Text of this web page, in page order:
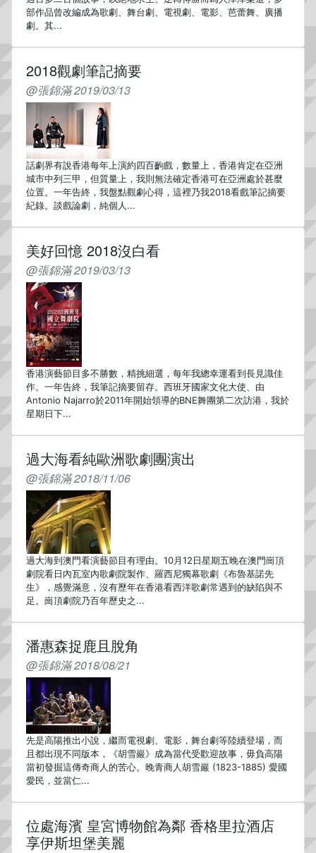
部作品曾改編成為歌劇、舞台劇、電視劇、電影、芭蕾舞、廣播
劇。其...
2018觀劇筆記摘要
@張錦滿 2019/03/13
話劇界有說香港每年上演約四百齣戲，數量上，香港肯定在亞洲
城市中列三甲，但質量上，我則無法確定香港可在亞洲處於甚麼
位置。一年告終，我盤點觀劇心得，這裡乃我2018看戲筆記摘要
紀錄。談戲論劇，純個人...
美好回憶 2018沒白看
@張錦滿 2019/03/13
香港演藝節目多不勝數，精挑細選，每年我總幸運看到長見識佳
作。一年告終，我筆記摘要留存。西班牙國家文化大使、由
Antonio Najarro於2011年開始領導的BNE舞團第二次訪港，我於
星期日下...
過大海看純歐洲歌劇團演出
@張錦滿 2018/11/06
過大海到澳門看演藝節目有理由。10月12日星期五晚在澳門崗頂
劇院看日內瓦室內歌劇院製作、羅西尼獨幕歌劇《布魯基諾先
生》，感覺滿意，沒有歷年在香港看西洋歌劇常遇到的缺陷與不
足。崗頂劇院乃百年歷史之...
潘惠森捉鹿且脫角
@張錦滿 2018/08/21
先是高陽推出小說，繼而電視劇、電影，舞台劇等陸續登場，而
且都出現不同版本，《胡雪巖》成為當代受歡迎故事，毋負高陽
當初發掘這傳奇商人的苦心。晚青商人胡雪巖 (1823-1885) 愛國
愛民，並當仁...
位處海濱 皇宮博物館為鄰 香格里拉酒店
享伊斯坦堡美麗